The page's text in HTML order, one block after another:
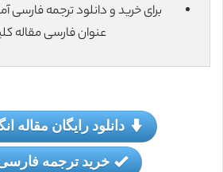
برای خرید و دانلود ترجمه فارسی
عنوان فارسی مقاله
دانلود رایگان مقاله
خرید ترجمه